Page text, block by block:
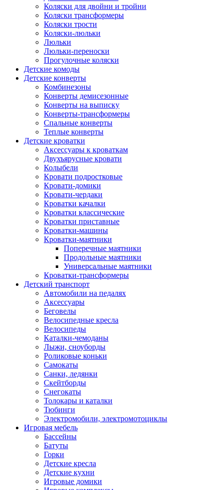
Коляски для двойни и тройни
Коляски трансформеры
Коляски трости
Коляски-люльки
Люльки
Люльки-переноски
Прогулочные коляски
Детские комоды
Детские конверты
Комбинезоны
Конверты демисезонные
Конверты на выписку
Конверты-трансформеры
Спальные конверты
Теплые конверты
Детские кроватки
Аксессуары к кроваткам
Двухъярусные кровати
Колыбели
Кровати подростковые
Кровати-домики
Кровати-чердаки
Кроватки качалки
Кроватки классические
Кроватки приставные
Кроватки-машины
Кроватки-маятники
Поперечные маятники
Продольные маятники
Универсальные маятники
Кроватки-трансформеры
Детский транспорт
Автомобили на педалях
Аксессуары
Беговелы
Велосипедные кресла
Велосипеды
Каталки-чемоданы
Лыжи, сноуборды
Роликовые коньки
Самокаты
Санки, ледянки
Скейтборды
Снегокаты
Толокары и каталки
Тюбинги
Электромобили, электромотоциклы
Игровая мебель
Бассейны
Батуты
Горки
Детские кресла
Детские кухни
Игровые домики